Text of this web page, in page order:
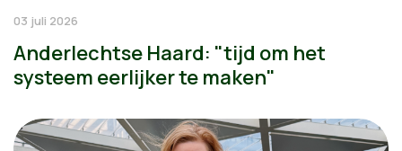
03 juli 2026
Anderlechtse Haard: "tijd om het
systeem eerlijker te maken"